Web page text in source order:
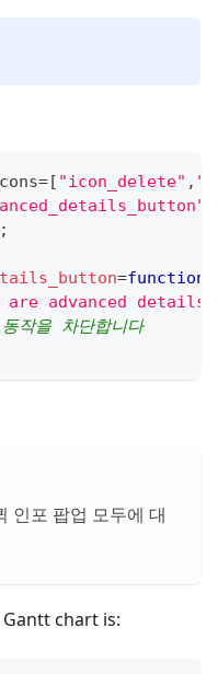
=[ "icon_delete" ,
;
=function
are advanced details"
작을 차단합니다
인포 팝업 모두에 대
chart is: